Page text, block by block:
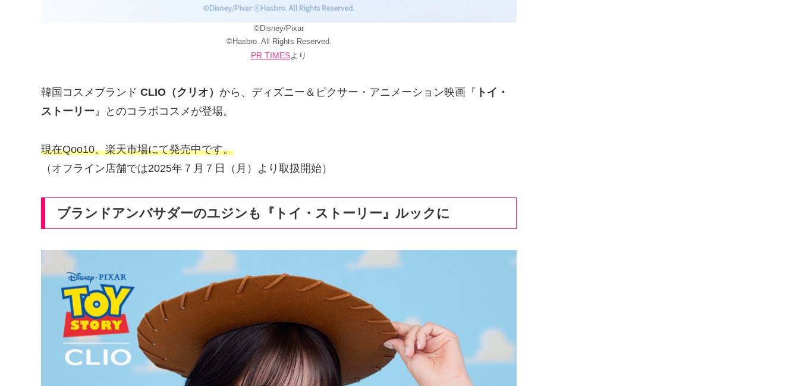
©Disney/Pixar
©︎Hasbro. All Rights Reserved.
PR TIMESより
韓国コスメブランド CLIO（クリオ） から、ディズニー＆ピクサー・アニメーション映画『 トイ・
ストーリー 』とのコラボコスメが登場。
現在Qoo10、楽天市場にて発売中です。
（オフライン店舗では2025年７月７日（月）より取扱開始）
ブランドアンバサダーのユジンも『トイ・ストーリー』ルックに